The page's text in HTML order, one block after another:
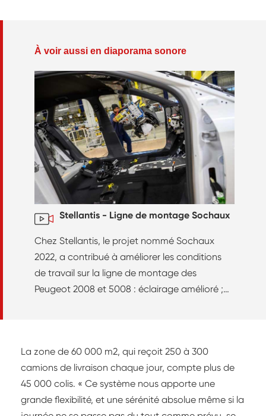
À voir aussi en diaporama sonore
Stellantis - Ligne de montage Sochaux
Chez Stellantis, le projet nommé Sochaux
2022, a contribué à améliorer les conditions
de travail sur la ligne de montage des
Peugeot 2008 et 5008 : éclairage amélioré ;
lesquelles sont embarqués le véhicule, les
personnes et les pièces à installer, ainsi que
l’outillage, ce qui contribue à libérer de
l'espace sur les bords de la ligne ; optimisation
La zone de 60 000 m2, qui reçoit 250 à 300
camions de livraison chaque jour, compte plus de
45 000 colis. « Ce système nous apporte une
grande flexibilité, et une sérénité absolue même si la